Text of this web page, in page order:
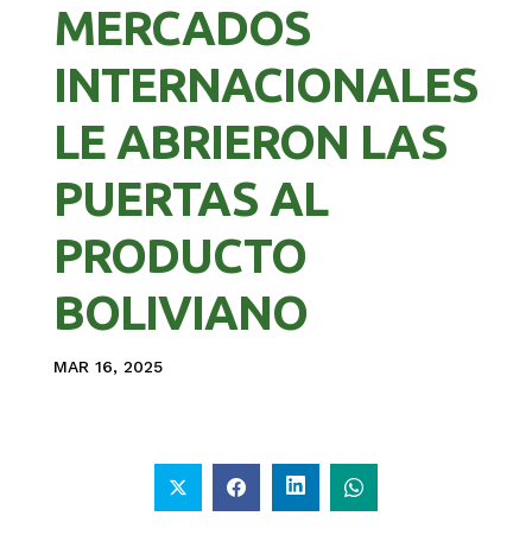
MERCADOS
INTERNACIONALES
LE ABRIERON LAS
PUERTAS AL
PRODUCTO
BOLIVIANO
MAR 16, 2025